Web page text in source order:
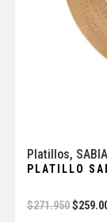
Platillos,
PLATILLO
$271.950 $